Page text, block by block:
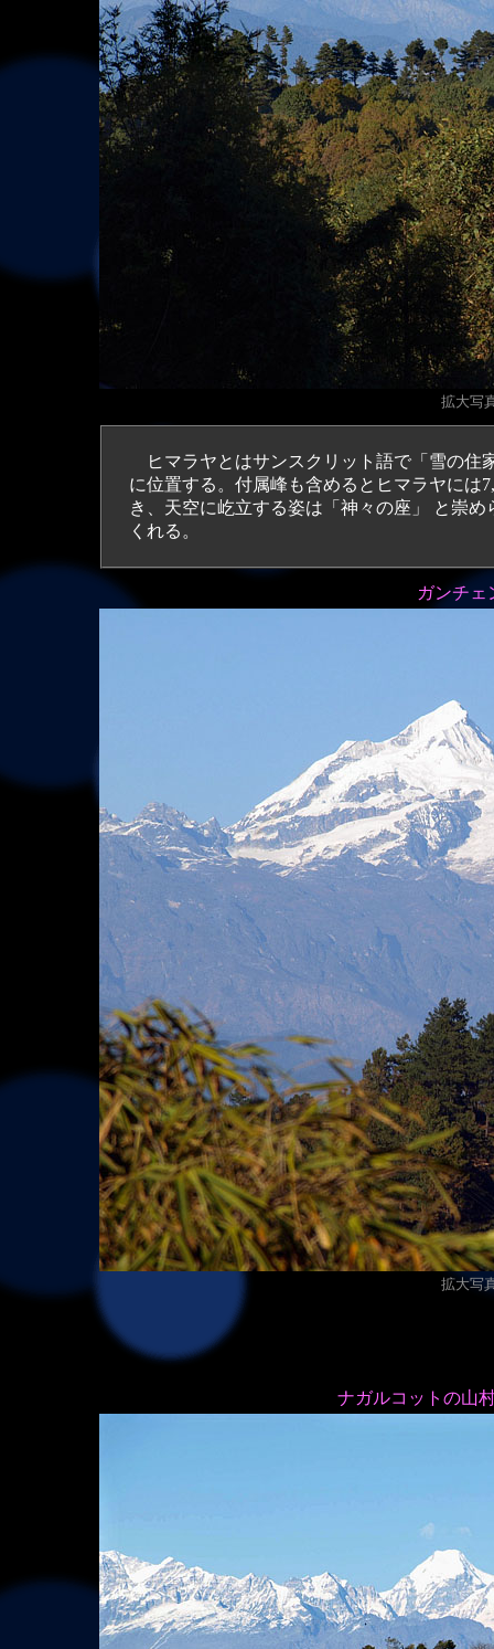
拡大写
ヒマラヤとはサンスクリット語で「雪の住
に位置する。付属峰も含めるとヒマラヤには
き、天空に屹立する姿は「神々の座」 と崇
くれる。
ガンチェ
拡大写
ナガルコットの山